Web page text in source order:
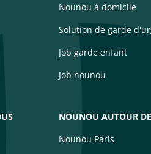
Nounou à domicile
Solution de garde
Job garde enfant
Job nounou
NOUNOU AUTOUR
Nounou Paris